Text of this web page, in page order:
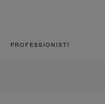
PROFESSIONISTI